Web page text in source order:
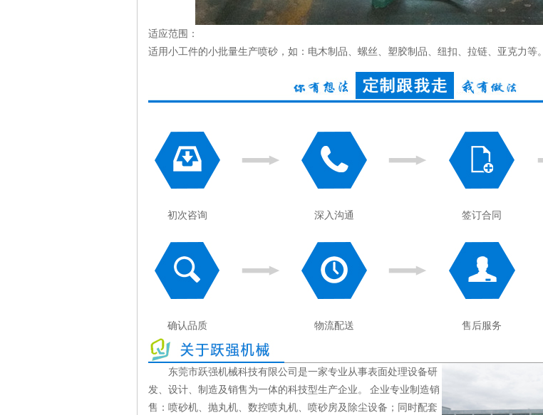
适应范围：
适用小工件的小批量生产喷砂，如：电木制品、螺丝、塑胶制品、纽扣、拉链、亚克力等。
初次咨询 深入沟通 签订合同
确认品质 物流配送 售后服务
东莞市跃强机械科技有限公司是一家专业从事表面处理设备研
发、设计、制造及销售为一体的科技型生产企业。 企业专业制造销
售：喷砂机、抛丸机、数控喷丸机、喷砂房及除尘设备；同时配套